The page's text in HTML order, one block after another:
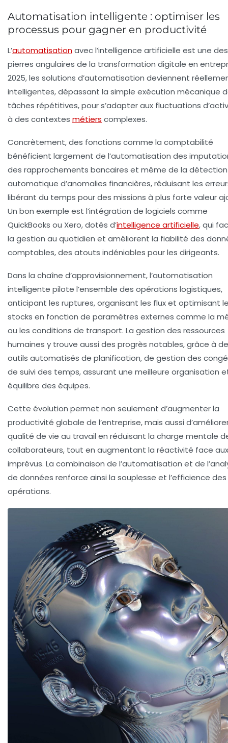
Automatisation intelligente : optimiser les
processus pour gagner en productivité
L’automatisationavec l’intelligence artificielle est une des
pierres angulaires de la transformation digitale en
2025, les solutions d’automatisation deviennent
intelligentes, dépassant la simple exécution mécanique
tâches répétitives, pour s’adapter aux fluctuations
à des contextes métiers complexes.
Concrètement, des fonctions comme la comptabilité
bénéficient largement de l’automatisation des
des rapprochements bancaires et même de la détection
automatique d’anomalies financières, réduisant les
libérant du temps pour des missions à plus forte valeur
Un bon exemple est l’intégration de logiciels comme
QuickBooks ou Xero, dotés d’intelligence artificielle, qui
la gestion au quotidien et améliorent la fiabilité des
comptables, des atouts indéniables pour les dirigeants.
Dans la chaîne d’approvisionnement, l’automatisation
intelligente pilote l’ensemble des opérations logistiques,
anticipant les ruptures, organisant les flux et optimisant
stocks en fonction de paramètres externes comme la
ou les conditions de transport. La gestion des ressources
humaines y trouve aussi des progrès notables, grâce à
outils automatisés de planification, de gestion des
de suivi des temps, assurant une meilleure organisation
équilibre des équipes.
Cette évolution permet non seulement d’augmenter la
productivité globale de l’entreprise, mais aussi
qualité de vie au travail en réduisant la charge mentale
collaborateurs, tout en augmentant la réactivité face aux
imprévus. La combinaison de l’automatisation et de
de données renforce ainsi la souplesse et l’efficience des
opérations.